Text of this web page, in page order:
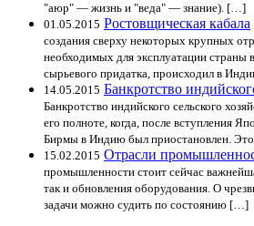
"аюр" — жизнь и "веда" — знание). […]
01.05.2015 Ростовщическая кабала
создания сверху некоторых крупных
необходимых для эксплуатации страны
сырьевого придатка, происходил в
14.05.2015 Банкротство
Банкротство индийского сельского
его полноте, когда, после вступления
Бирмы в Индию был приостановлен.
15.02.2015 Отрасли
промышленности стоит сейчас
так и обновления оборудования. О
задачи можно судить по состоянию […]